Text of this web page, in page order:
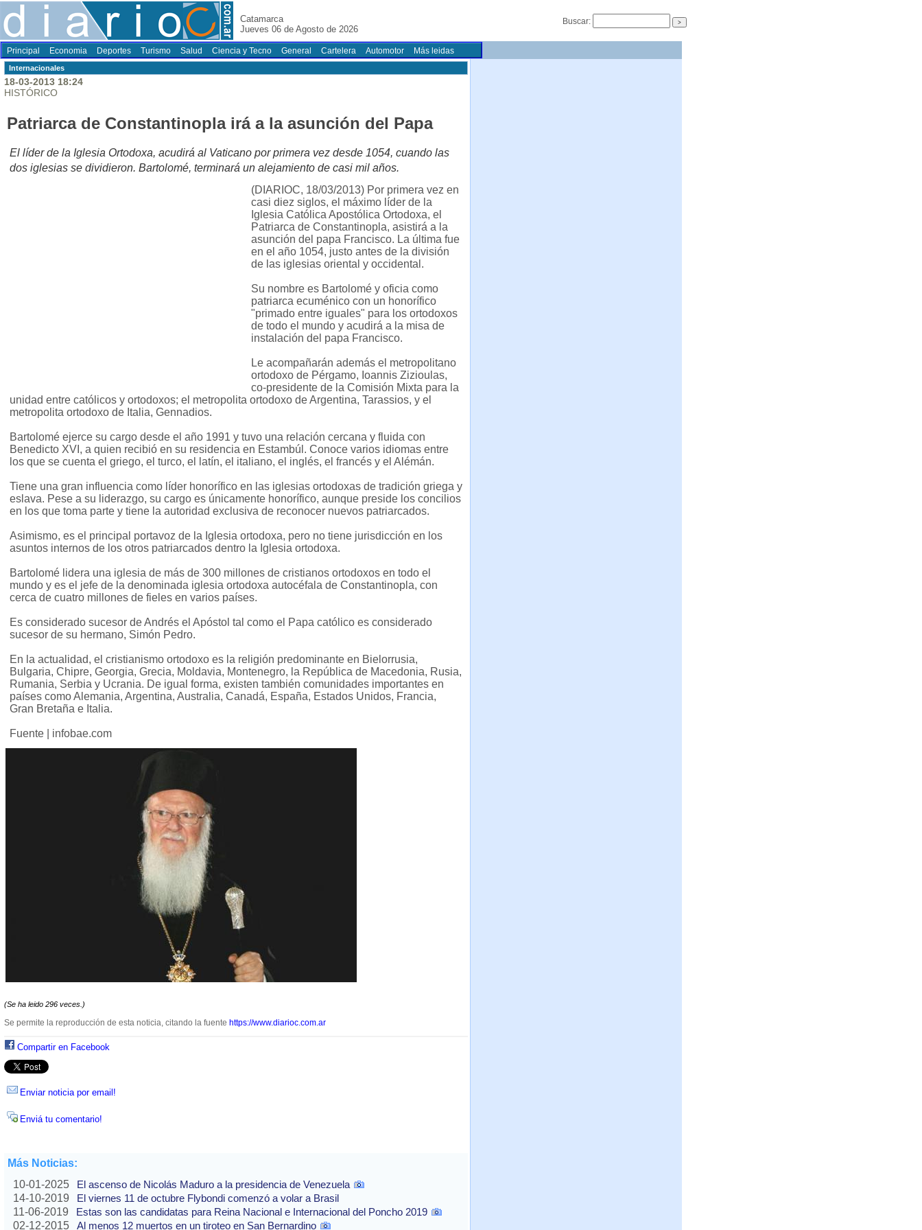
Catamarca
Jueves 06 de Agosto de 2026
Buscar:
Principal Economia Deportes Turismo Salud Ciencia y Tecno General Cartelera Automotor Más leidas
Internacionales
18-03-2013 18:24
HISTÓRICO
Patriarca de Constantinopla irá a la asunción del Papa
El líder de la Iglesia Ortodoxa, acudirá al Vaticano por primera vez desde 1054, cuando las
dos iglesias se dividieron. Bartolomé, terminará un alejamiento de casi mil años.
(DIARIOC, 18/03/2013) Por primera vez en
casi diez siglos, el máximo líder de la
Iglesia Católica Apostólica Ortodoxa, el
Patriarca de Constantinopla, asistirá a la
asunción del papa Francisco. La última fue
en el año 1054, justo antes de la división
de las iglesias oriental y occidental.
Su nombre es Bartolomé y oficia como
patriarca ecuménico con un honorífico
"primado entre iguales" para los ortodoxos
de todo el mundo y acudirá a la misa de
instalación del papa Francisco.
Le acompañarán además el metropolitano
ortodoxo de Pérgamo, Ioannis Zizioulas,
co-presidente de la Comisión Mixta para la
unidad entre católicos y ortodoxos; el metropolita ortodoxo de Argentina, Tarassios, y el
metropolita ortodoxo de Italia, Gennadios.
Bartolomé ejerce su cargo desde el año 1991 y tuvo una relación cercana y fluida con
Benedicto XVI, a quien recibió en su residencia en Estambúl. Conoce varios idiomas entre
los que se cuenta el griego, el turco, el latín, el italiano, el inglés, el francés y el Alémán.
Tiene una gran influencia como líder honorífico en las iglesias ortodoxas de tradición griega y
eslava. Pese a su liderazgo, su cargo es únicamente honorífico, aunque preside los concilios
en los que toma parte y tiene la autoridad exclusiva de reconocer nuevos patriarcados.
Asimismo, es el principal portavoz de la Iglesia ortodoxa, pero no tiene jurisdicción en los
asuntos internos de los otros patriarcados dentro la Iglesia ortodoxa.
Bartolomé lidera una iglesia de más de 300 millones de cristianos ortodoxos en todo el
mundo y es el jefe de la denominada iglesia ortodoxa autocéfala de Constantinopla, con
cerca de cuatro millones de fieles en varios países.
Es considerado sucesor de Andrés el Apóstol tal como el Papa católico es considerado
sucesor de su hermano, Simón Pedro.
En la actualidad, el cristianismo ortodoxo es la religión predominante en Bielorrusia,
Bulgaria, Chipre, Georgia, Grecia, Moldavia, Montenegro, la República de Macedonia, Rusia,
Rumania, Serbia y Ucrania. De igual forma, existen también comunidades importantes en
países como Alemania, Argentina, Australia, Canadá, España, Estados Unidos, Francia,
Gran Bretaña e Italia.
Fuente | infobae.com
(Se ha leido 296 veces.)
Se permite la reproducción de esta noticia, citando la fuente https://www.diarioc.com.ar
Compartir en Facebook
Enviar noticia por email!
Enviá tu comentario!
Más Noticias:
10-01-2025
El ascenso de Nicolás Maduro a la presidencia de Venezuela
14-10-2019
El viernes 11 de octubre Flybondi comenzó a volar a Brasil
11-06-2019
Estas son las candidatas para Reina Nacional e Internacional del Poncho 2019
02-12-2015
Al menos 12 muertos en un tiroteo en San Bernardino